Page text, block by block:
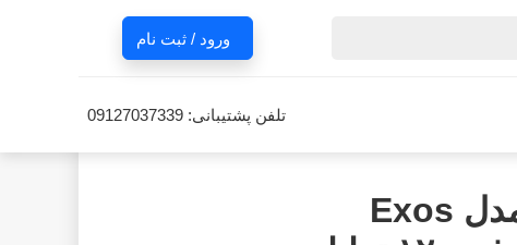
ورود / ثبت نام
تلفن پشتیبانی: 09127037339
هارد اینترنال سیگیت مدل Exos